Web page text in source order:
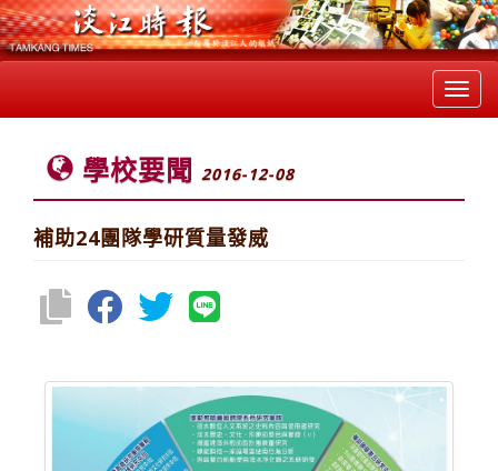
學校要聞 2016-12-08
補助24團隊學研質量發威